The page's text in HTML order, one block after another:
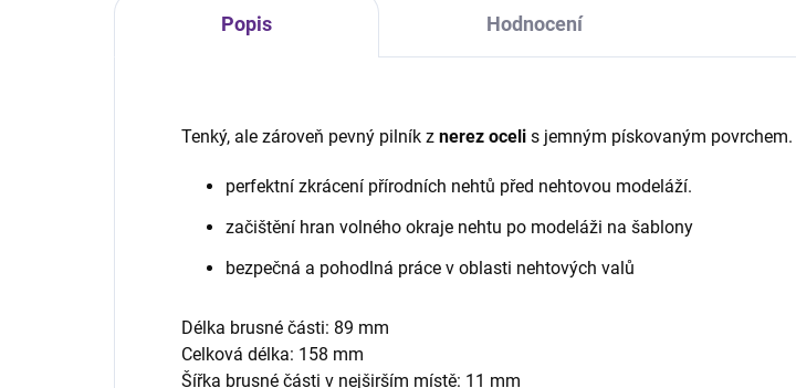
Popis Hodnocení
Tenký, ale zároveň pevný pilník z nerez oceli s jemným pískovaným povrchem.
perfektní zkrácení přírodních nehtů před nehtovou modeláží.
začištění hran volného okraje nehtu po modeláži na šablony
bezpečná a pohodlná práce v oblasti nehtových valů
Délka brusné části: 89 mm
Celková délka: 158 mm
Šířka brusné části v nejširším místě: 11 mm